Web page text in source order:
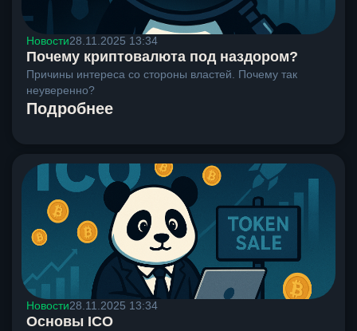
Новости28.11.2025 13:34
Почему криптовалюта под наздором?
Причины интереса со стороны властей. Почему так
неуверенно?
Подробнее
Новости28.11.2025 13:34
Основы ICO